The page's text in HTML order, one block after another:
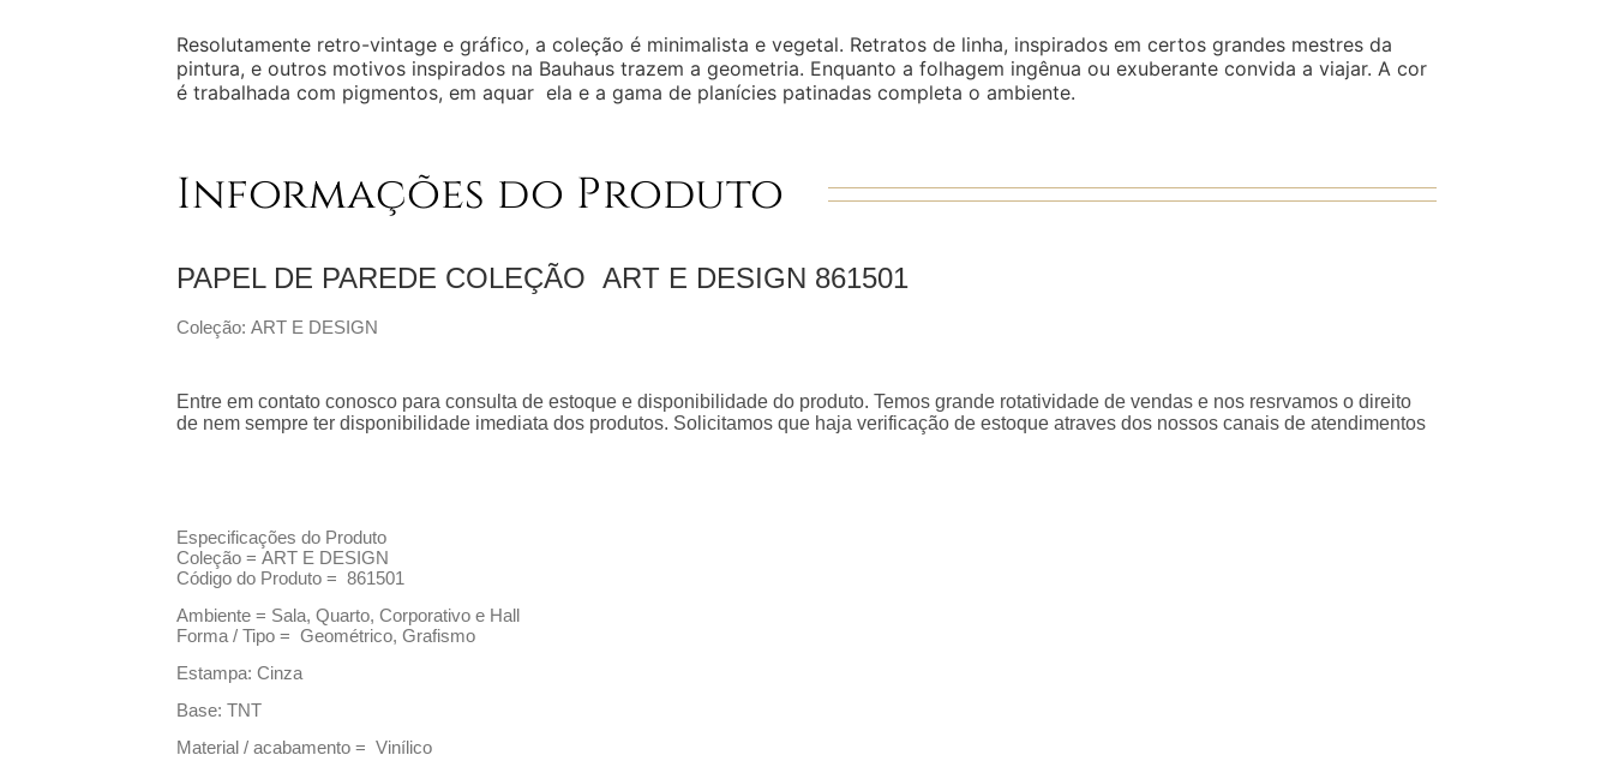
Resolutamente retro-vintage e gráfico, a coleção é minimalista e vegetal. Retratos de linha, inspirados em certos grandes mestres da
pintura, e outros motivos inspirados na Bauhaus trazem a geometria. Enquanto a folhagem ingênua ou exuberante convida a viajar. A cor
é trabalhada com pigmentos, em aquar ela e a gama de planícies patinadas completa o ambiente.
Informações do Produto
PAPEL DE PAREDE COLEÇÃO ART E DESIGN 861501
Coleção: ART E DESIGN
Entre em contato conosco para consulta de estoque e disponibilidade do produto. Temos grande rotatividade de vendas e nos resrvamos o direito
de nem sempre ter disponibilidade imediata dos produtos. Solicitamos que haja verificação de estoque atraves dos nossos canais de atendimentos
Especificações do Produto
Coleção = ART E DESIGN
Código do Produto = 861501
Ambiente = Sala, Quarto, Corporativo e Hall
Forma / Tipo = Geométrico, Grafismo
Estampa: Cinza
Base: TNT
Material / acabamento = Vinílico